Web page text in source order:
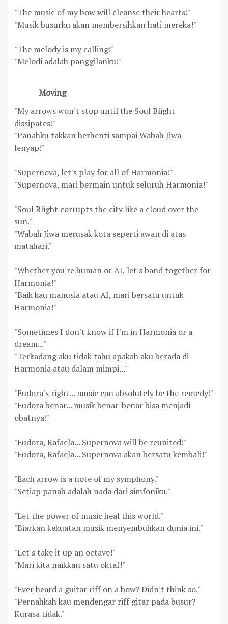
"The music of my bow will cleanse their hearts!"
"Musik busurku akan membersihkan hati mereka!"
"The melody is my calling!"
"Melodi adalah panggilanku!"
Moving
"My arrows won't stop until the Soul Blight
dissipates!"
"Panahku takkan berhenti sampai Wabah Jiwa
lenyap!"
"Supernova, let's play for all of Harmonia!"
"Supernova, mari bermain untuk seluruh Harmonia!"
"Soul Blight corrupts the city like a cloud over the
sun."
"Wabah Jiwa merusak kota seperti awan di atas
matahari."
"Whether you're human or AI, let's band together for
Harmonia!"
"Baik kau manusia atau AI, mari bersatu untuk
Harmonia!"
"Sometimes I don't know if I'm in Harmonia or a
dream..."
"Terkadang aku tidak tahu apakah aku berada di
Harmonia atau dalam mimpi..."
"Eudora's right... music can absolutely be the remedy!"
"Eudora benar... musik benar-benar bisa menjadi
obatnya!"
"Eudora, Rafaela... Supernova will be reunited!"
"Eudora, Rafaela... Supernova akan bersatu kembali!"
"Each arrow is a note of my symphony."
"Setiap panah adalah nada dari simfoniku."
"Let the power of music heal this world."
"Biarkan kekuatan musik menyembuhkan dunia ini."
"Let's take it up an octave!"
"Mari kita naikkan satu oktaf!"
"Ever heard a guitar riff on a bow? Didn't think so."
"Pernahkah kau mendengar riff gitar pada busur?
Kurasa tidak."